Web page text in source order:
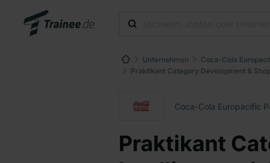
Unternehmen
Coca-Cola
Praktikant Category Development &
Coca-Cola Europacific
Praktikant